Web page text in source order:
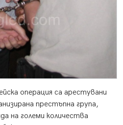
операция са арестувани
престъпна група,
на големи количества